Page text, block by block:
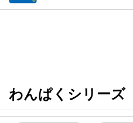
わんぱくシリーズ